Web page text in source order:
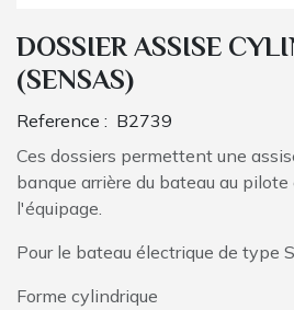
DOSSIER ASSISE
(SENSAS)
Reference : B2739
Ces dossiers permettent une
banque arrière du bateau au pilote
l'équipage.
Pour le bateau électrique de type
Forme cylindrique